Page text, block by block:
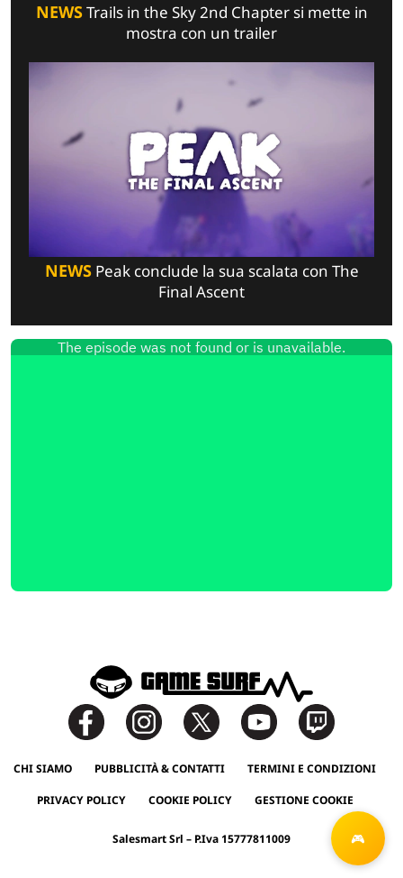
NEWSTrails in the Sky 2nd Chapter si mette in
mostra con un trailer
NEWSPeak conclude la sua scalata con The
Final Ascent
CHI SIAMO PUBBLICITÀ & CONTATTI TERMINI E CONDIZIONI
PRIVACY POLICY COOKIE POLICY GESTIONE COOKIE
Salesmart Srl – P.Iva 15777811009